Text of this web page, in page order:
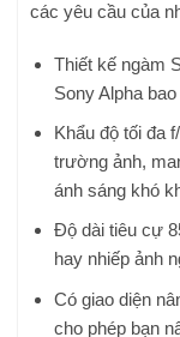
các yêu cầu của
Thiết kế ngàm
Sony Alpha
Khẩu độ tối đa
trường ảnh,
ánh sáng khó
Độ dài tiêu cự
hay nhiếp ảnh
Có giao diện
cho phép bạn